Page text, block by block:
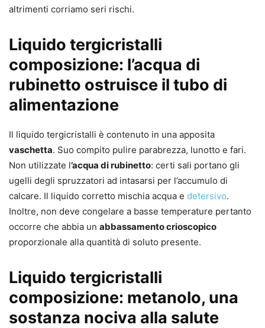
altrimenti corriamo seri rischi.
Liquido tergicristalli
composizione: l’acqua di
rubinetto ostruisce il tubo di
alimentazione
Il liquido tergicristalli è contenuto in una apposita
vaschetta. Suo compito pulire parabrezza, lunotto e fari.
Non utilizzate l’acqua di rubinetto: certi sali portano gli
ugelli degli spruzzatori ad intasarsi per l’accumulo di
calcare. Il liquido corretto mischia acqua e detersivo.
Inoltre, non deve congelare a basse temperature pertanto
occorre che abbia un abbassamento crioscopico
proporzionale alla quantità di soluto presente.
Liquido tergicristalli
composizione: metanolo, una
sostanza nociva alla salute